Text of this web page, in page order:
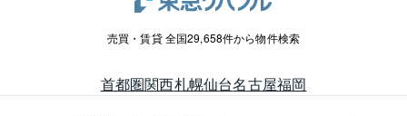
売買・賃貸 全国29,658件から物件検索
首都圏関西札幌仙台名古屋福岡